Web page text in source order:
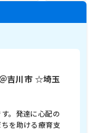
吉川市 ☆埼玉
。発達に心配の
を助ける療育支